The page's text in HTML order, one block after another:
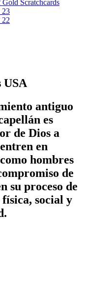
Scratchcards
23
USA
antiguo
es
de Dios a
en
hombres
de
su proceso de
social y